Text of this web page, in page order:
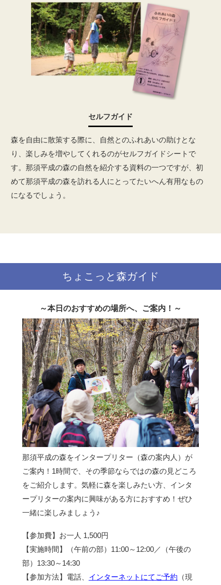
セルフガイド
森を自由に散策する際に、自然とのふれあいの助けとな
り、楽しみを増やしてくれるのがセルフガイドシートで
す。那須平成の森の自然を紹介する資料の一つですが、初
めて那須平成の森を訪れる人にとってたいへん有用なもの
になるでしょう。
ちょこっと森ガイド
～本日のおすすめの場所へ、ご案内！～
那須平成の森をインタープリター（森の案内人）が
ご案内！1時間で、その季節ならではの森の見どころ
をご紹介します。気軽に森を楽しみたい方、インタ
ープリターの案内に興味がある方におすすめ！ぜひ
一緒に楽しみましょう♪
【参加費】お一人 1,500円
【実施時間】（午前の部）11:00～12:00／（午後の
部）13:30～14:30
【参加方法】電話、 インターネットにてご予約 （現